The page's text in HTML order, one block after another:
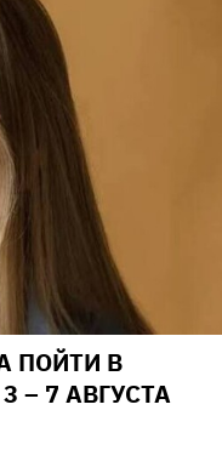
ПОЙТИ В
– 7 АВГУСТА